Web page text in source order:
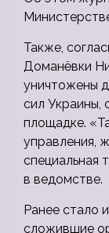
Также,
Доманёвки
уничтожены
сил Украины,
площадке.
управления,
специальная
в ведомстве.
Ранее стало
сложившие